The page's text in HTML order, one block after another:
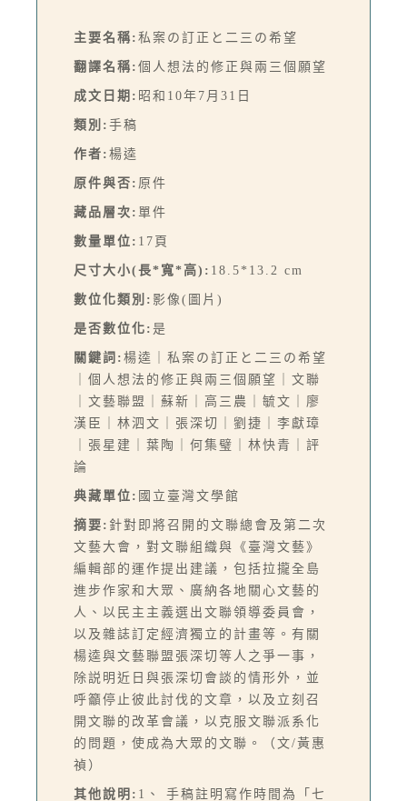
主要名稱: 私案の訂正と二三の希望
翻譯名稱: 個人想法的修正與兩三個願望
成文日期: 昭和10年7月31日
類別: 手稿
作者: 楊逵
原件與否: 原件
藏品層次: 單件
數量單位: 17頁
尺寸大小(長*寬*高): 18.5*13.2 cm
數位化類別: 影像(圖片)
是否數位化: 是
關鍵詞: 楊逵｜私案の訂正と二三の希望
｜個人想法的修正與兩三個願望｜文聯
｜文藝聯盟｜蘇新｜高三農｜毓文｜廖
漢臣｜林泗文｜張深切｜劉捷｜李獻璋
｜張星建｜葉陶｜何集璧｜林快青｜評
論
典藏單位: 國立臺灣文學館
摘要: 針對即將召開的文聯總會及第二次
文藝大會，對文聯組織與《臺灣文藝》
編輯部的運作提出建議，包括拉攏全島
進步作家和大眾、廣納各地關心文藝的
人、以民主主義選出文聯領導委員會，
以及雜誌訂定經濟獨立的計畫等。有關
楊逵與文藝聯盟張深切等人之爭一事，
除説明近日與張深切會談的情形外，並
呼籲停止彼此討伐的文章，以及立刻召
開文聯的改革會議，以克服文聯派系化
的問題，使成為大眾的文聯。（文/黃惠
禎）
其他說明: 1、 手稿註明寫作時間為「七